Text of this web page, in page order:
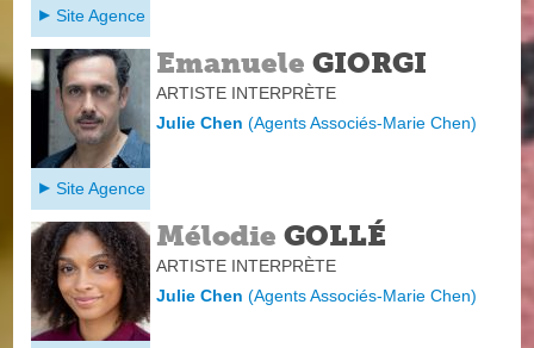
Site Agence
Emanuele GIORGI
ARTISTE INTERPRÈTE
Julie Chen(Agents Associés-Marie Chen)
Site Agence
Mélodie GOLLÉ
ARTISTE INTERPRÈTE
Julie Chen(Agents Associés-Marie Chen)